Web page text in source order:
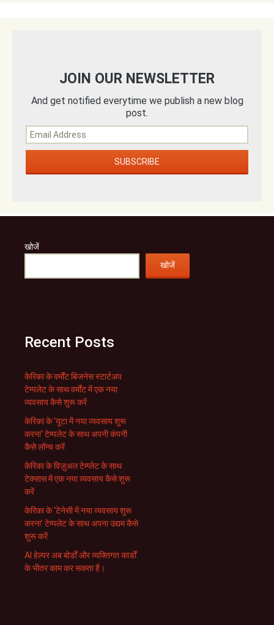
JOIN OUR NEWSLETTER
And get notified everytime we publish a new blog
post.
खोजें
खोजें
Recent Posts
केरिका के वर्मोंट बिजनेस स्टार्टअप
टेम्पलेट के साथ वर्मोंट में एक नया
व्यवसाय कैसे शुरू करें
केरिका के ‘यूटा में नया व्यवसाय शुरू
करना’ टेम्पलेट के साथ अपनी कंपनी
कैसे लॉन्च करें
केरिका के विज़ुअल टेम्प्लेट के साथ
टेक्सास में एक नया व्यवसाय कैसे शुरू
करें
केरिका के ‘टेनेसी में नया व्यवसाय शुरू
करना’ टेम्पलेट के साथ अपना उद्यम कैसे
शुरू करें
AI हेल्पर अब बोर्डों और व्यक्तिगत कार्डों
के भीतर काम कर सकता है।